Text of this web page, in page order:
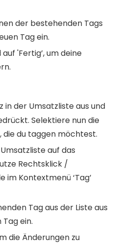
der bestehenden Tags
Tag ein.
'Fertig’, um deine
in der Umsatzliste aus und
Selektiere nun die
die du taggen möchtest.
auf das
Rechtsklick /
im Kontextmenü ‘Tag’
Tag aus der Liste aus
ein.
die Änderungen zu